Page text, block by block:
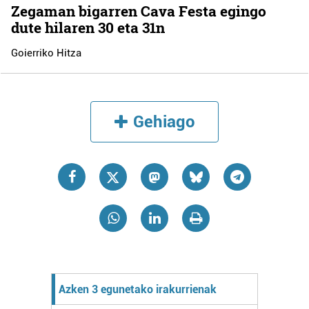
Zegaman bigarren Cava Festa egingo
dute hilaren 30 eta 31n
Goierriko Hitza
Gehiago
Azken 3 egunetako irakurrienak